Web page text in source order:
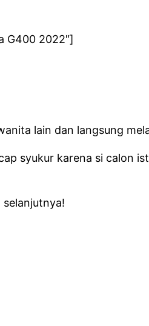
G400 2022″]
lain dan langsung
syukur karena si calon